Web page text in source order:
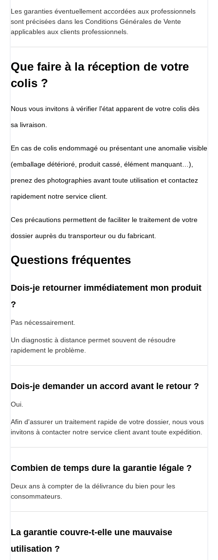
Les garanties éventuellement accordées aux professionnels
sont précisées dans les Conditions Générales de Vente
applicables aux clients professionnels.
Que faire à la réception de votre
colis ?
Nous vous invitons à vérifier l'état apparent de votre colis dès
sa livraison.
En cas de colis endommagé ou présentant une anomalie visible
(emballage détérioré, produit cassé, élément manquant…),
prenez des photographies avant toute utilisation et contactez
rapidement notre service client.
Ces précautions permettent de faciliter le traitement de votre
dossier auprès du transporteur ou du fabricant.
Questions fréquentes
Dois-je retourner immédiatement mon produit
?
Pas nécessairement.
Un diagnostic à distance permet souvent de résoudre
rapidement le problème.
Dois-je demander un accord avant le retour ?
Oui.
Afin d'assurer un traitement rapide de votre dossier, nous vous
invitons à contacter notre service client avant toute expédition.
Combien de temps dure la garantie légale ?
Deux ans à compter de la délivrance du bien pour les
consommateurs.
La garantie couvre-t-elle une mauvaise
utilisation ?